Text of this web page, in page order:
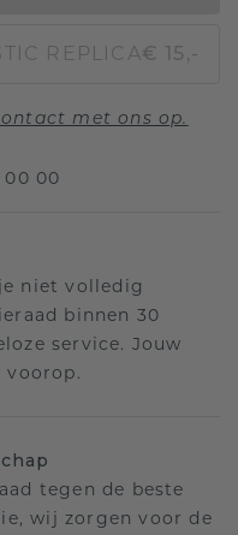
REPLICA€ 15,-
met ons op.
00 00
niet volledig
binnen 30
service. Jouw
voorop.
tegen de beste
wij zorgen voor de